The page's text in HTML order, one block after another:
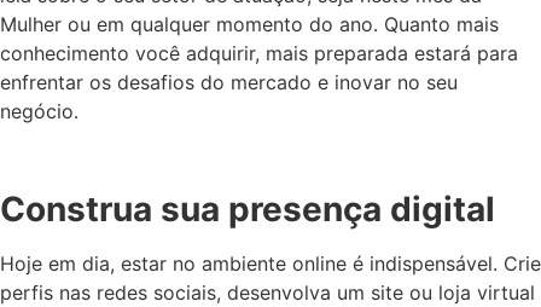
Mulher ou em qualquer momento do ano. Quanto mais
conhecimento você adquirir, mais preparada estará para
enfrentar os desafios do mercado e inovar no seu
negócio.
Construa sua presença digital
Hoje em dia, estar no ambiente online é indispensável. Crie
perfis nas redes sociais, desenvolva um site ou loja virtual